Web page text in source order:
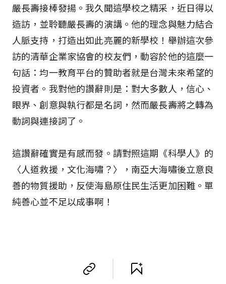
嚴長壽接棒發揚。我久聞這學校之精采，近日得以
造訪，並聆聽嚴長壽的演講。他的理念與魅力結合
人脈支持，打造出如此亮麗的新學校！舉辦這次參
訪的清華企業家協會的校友們，動容於他的這麼一
句話：均一教育平台的贊助者就是台灣未來希望的
投資者。我對他的讚辭則是：對大多數人，信心、
眼界、創意與執行都是名詞，然而嚴長壽將之轉為
動詞與連接詞了。
這讚辭確實是有感而發。請對照這期《科學人》的
〈人道救援，文化海嘯？〉，南亞大海嘯後立意良
善的物質援助，反使海島原住民生活更加困難。單
純善心並不足以成事啊！